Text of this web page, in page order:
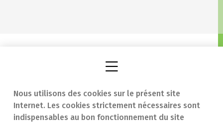
Nous utilisons des cookies sur le présent site
Internet. Les cookies strictement nécessaires sont
indispensables au bon fonctionnement du site
Trouver une En cas d'urgence